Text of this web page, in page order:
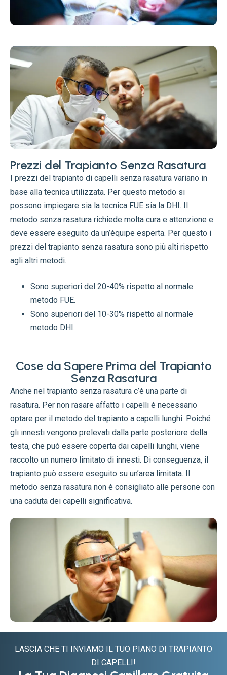
Prezzi del Trapianto Senza Rasatura
I prezzi del trapianto di capelli senza rasatura variano in
base alla tecnica utilizzata. Per questo metodo si
possono impiegare sia la tecnica FUE sia la DHI. Il
metodo senza rasatura richiede molta cura e attenzione e
deve essere eseguito da un’équipe esperta. Per questo i
prezzi del trapianto senza rasatura sono più alti rispetto
agli altri metodi.
Sono superiori del 20-40% rispetto al normale
metodo FUE.
Sono superiori del 10-30% rispetto al normale
metodo DHI.
Cose da Sapere Prima del Trapianto
Senza Rasatura
Anche nel trapianto senza rasatura c’è una parte di
rasatura. Per non rasare affatto i capelli è necessario
optare per il metodo del trapianto a capelli lunghi. Poiché
gli innesti vengono prelevati dalla parte posteriore della
testa, che può essere coperta dai capelli lunghi, viene
raccolto un numero limitato di innesti. Di conseguenza, il
trapianto può essere eseguito su un’area limitata. Il
metodo senza rasatura non è consigliato alle persone con
una caduta dei capelli significativa.
LASCIA CHE TI INVIAMO IL TUO PIANO DI TRAPIANTO
DI CAPELLI!